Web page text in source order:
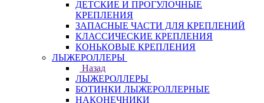
ДЕТСКИЕ И ПРОГУЛОЧНЫЕ
КРЕПЛЕНИЯ
ЗАПАСНЫЕ ЧАСТИ ДЛЯ КРЕПЛЕНИЙ
КЛАССИЧЕСКИЕ КРЕПЛЕНИЯ
КОНЬКОВЫЕ КРЕПЛЕНИЯ
ЛЫЖЕРОЛЛЕРЫ
Назад
ЛЫЖЕРОЛЛЕРЫ
БОТИНКИ ЛЫЖЕРОЛЛЕРНЫЕ
НАКОНЕЧНИКИ